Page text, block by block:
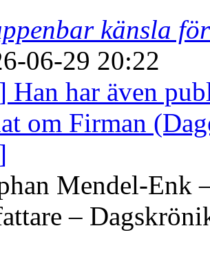
känsla
06-29 20:22
har även
om Firman
Mendel-Enk
–